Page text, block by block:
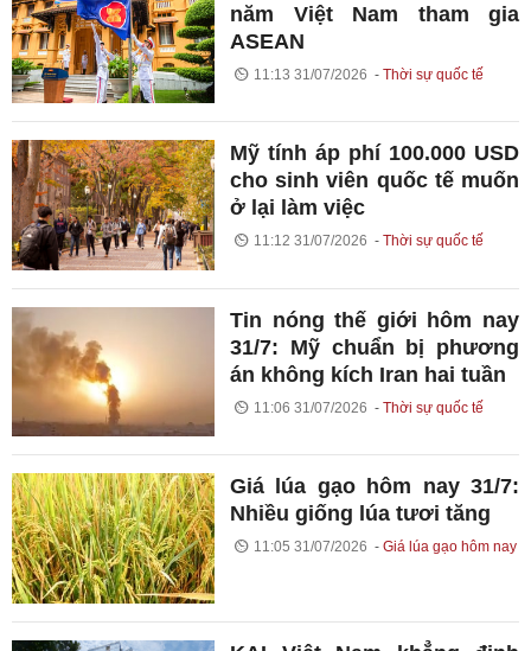
năm Việt Nam tham gia
ASEAN
11:13 31/07/2026 Thời sự quốc tế
Mỹ tính áp phí 100.000 USD
cho sinh viên quốc tế muốn
ở lại làm việc
11:12 31/07/2026 Thời sự quốc tế
Tin nóng thế giới hôm nay
31/7: Mỹ chuẩn bị phương
án không kích Iran hai tuần
11:06 31/07/2026 Thời sự quốc tế
Giá lúa gạo hôm nay 31/7:
Nhiều giống lúa tươi tăng
11:05 31/07/2026 Giá lúa gạo hôm nay